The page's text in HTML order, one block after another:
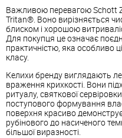
Важливою перевагою Schott
Tritan®. Воно вирізняється
блиском і хорошою
Для покупця це означає
практичністю, яка особливо
класу.
Келихи бренду виглядають
враження крихкості. Вони
ритуалу, святкової
поступового формування
поверхня красиво
рубінового до насиченого
більшої виразності.